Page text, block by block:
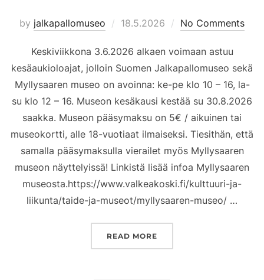
by jalkapallomuseo
Posted
18.5.2026 No Comments
Keskiviikkona 3.6.2026 alkaen voimaan astuu
kesäaukioloajat, jolloin Suomen Jalkapallomuseo sekä
Myllysaaren museo on avoinna: ke-pe klo 10 – 16, la-
su klo 12 – 16. Museon kesäkausi kestää su 30.8.2026
saakka. Museon pääsymaksu on 5€ / aikuinen tai
museokortti, alle 18-vuotiaat ilmaiseksi. Tiesithän, että
samalla pääsymaksulla vierailet myös Myllysaaren
museon näyttelyissä! Linkistä lisää infoa Myllysaaren
museosta.https://www.valkeakoski.fi/kulttuuri-ja-
liikunta/taide-ja-museot/myllysaaren-museo/ …
READ MORE